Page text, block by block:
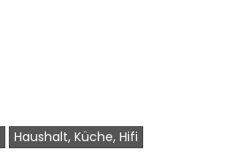
Haushalt, Küche, Hifi